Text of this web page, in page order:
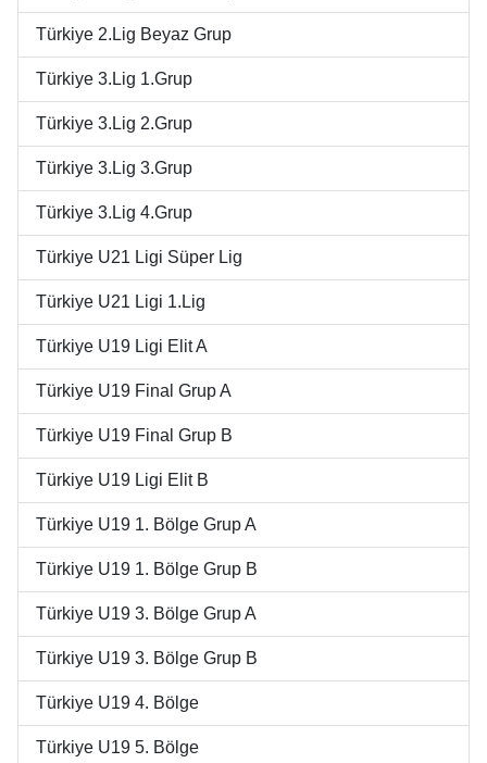
Türkiye 2.Lig Beyaz Grup
Türkiye 3.Lig 1.Grup
Türkiye 3.Lig 2.Grup
Türkiye 3.Lig 3.Grup
Türkiye 3.Lig 4.Grup
Türkiye U21 Ligi Süper Lig
Türkiye U21 Ligi 1.Lig
Türkiye U19 Ligi Elit A
Türkiye U19 Final Grup A
Türkiye U19 Final Grup B
Türkiye U19 Ligi Elit B
Türkiye U19 1. Bölge Grup A
Türkiye U19 1. Bölge Grup B
Türkiye U19 3. Bölge Grup A
Türkiye U19 3. Bölge Grup B
Türkiye U19 4. Bölge
Türkiye U19 5. Bölge